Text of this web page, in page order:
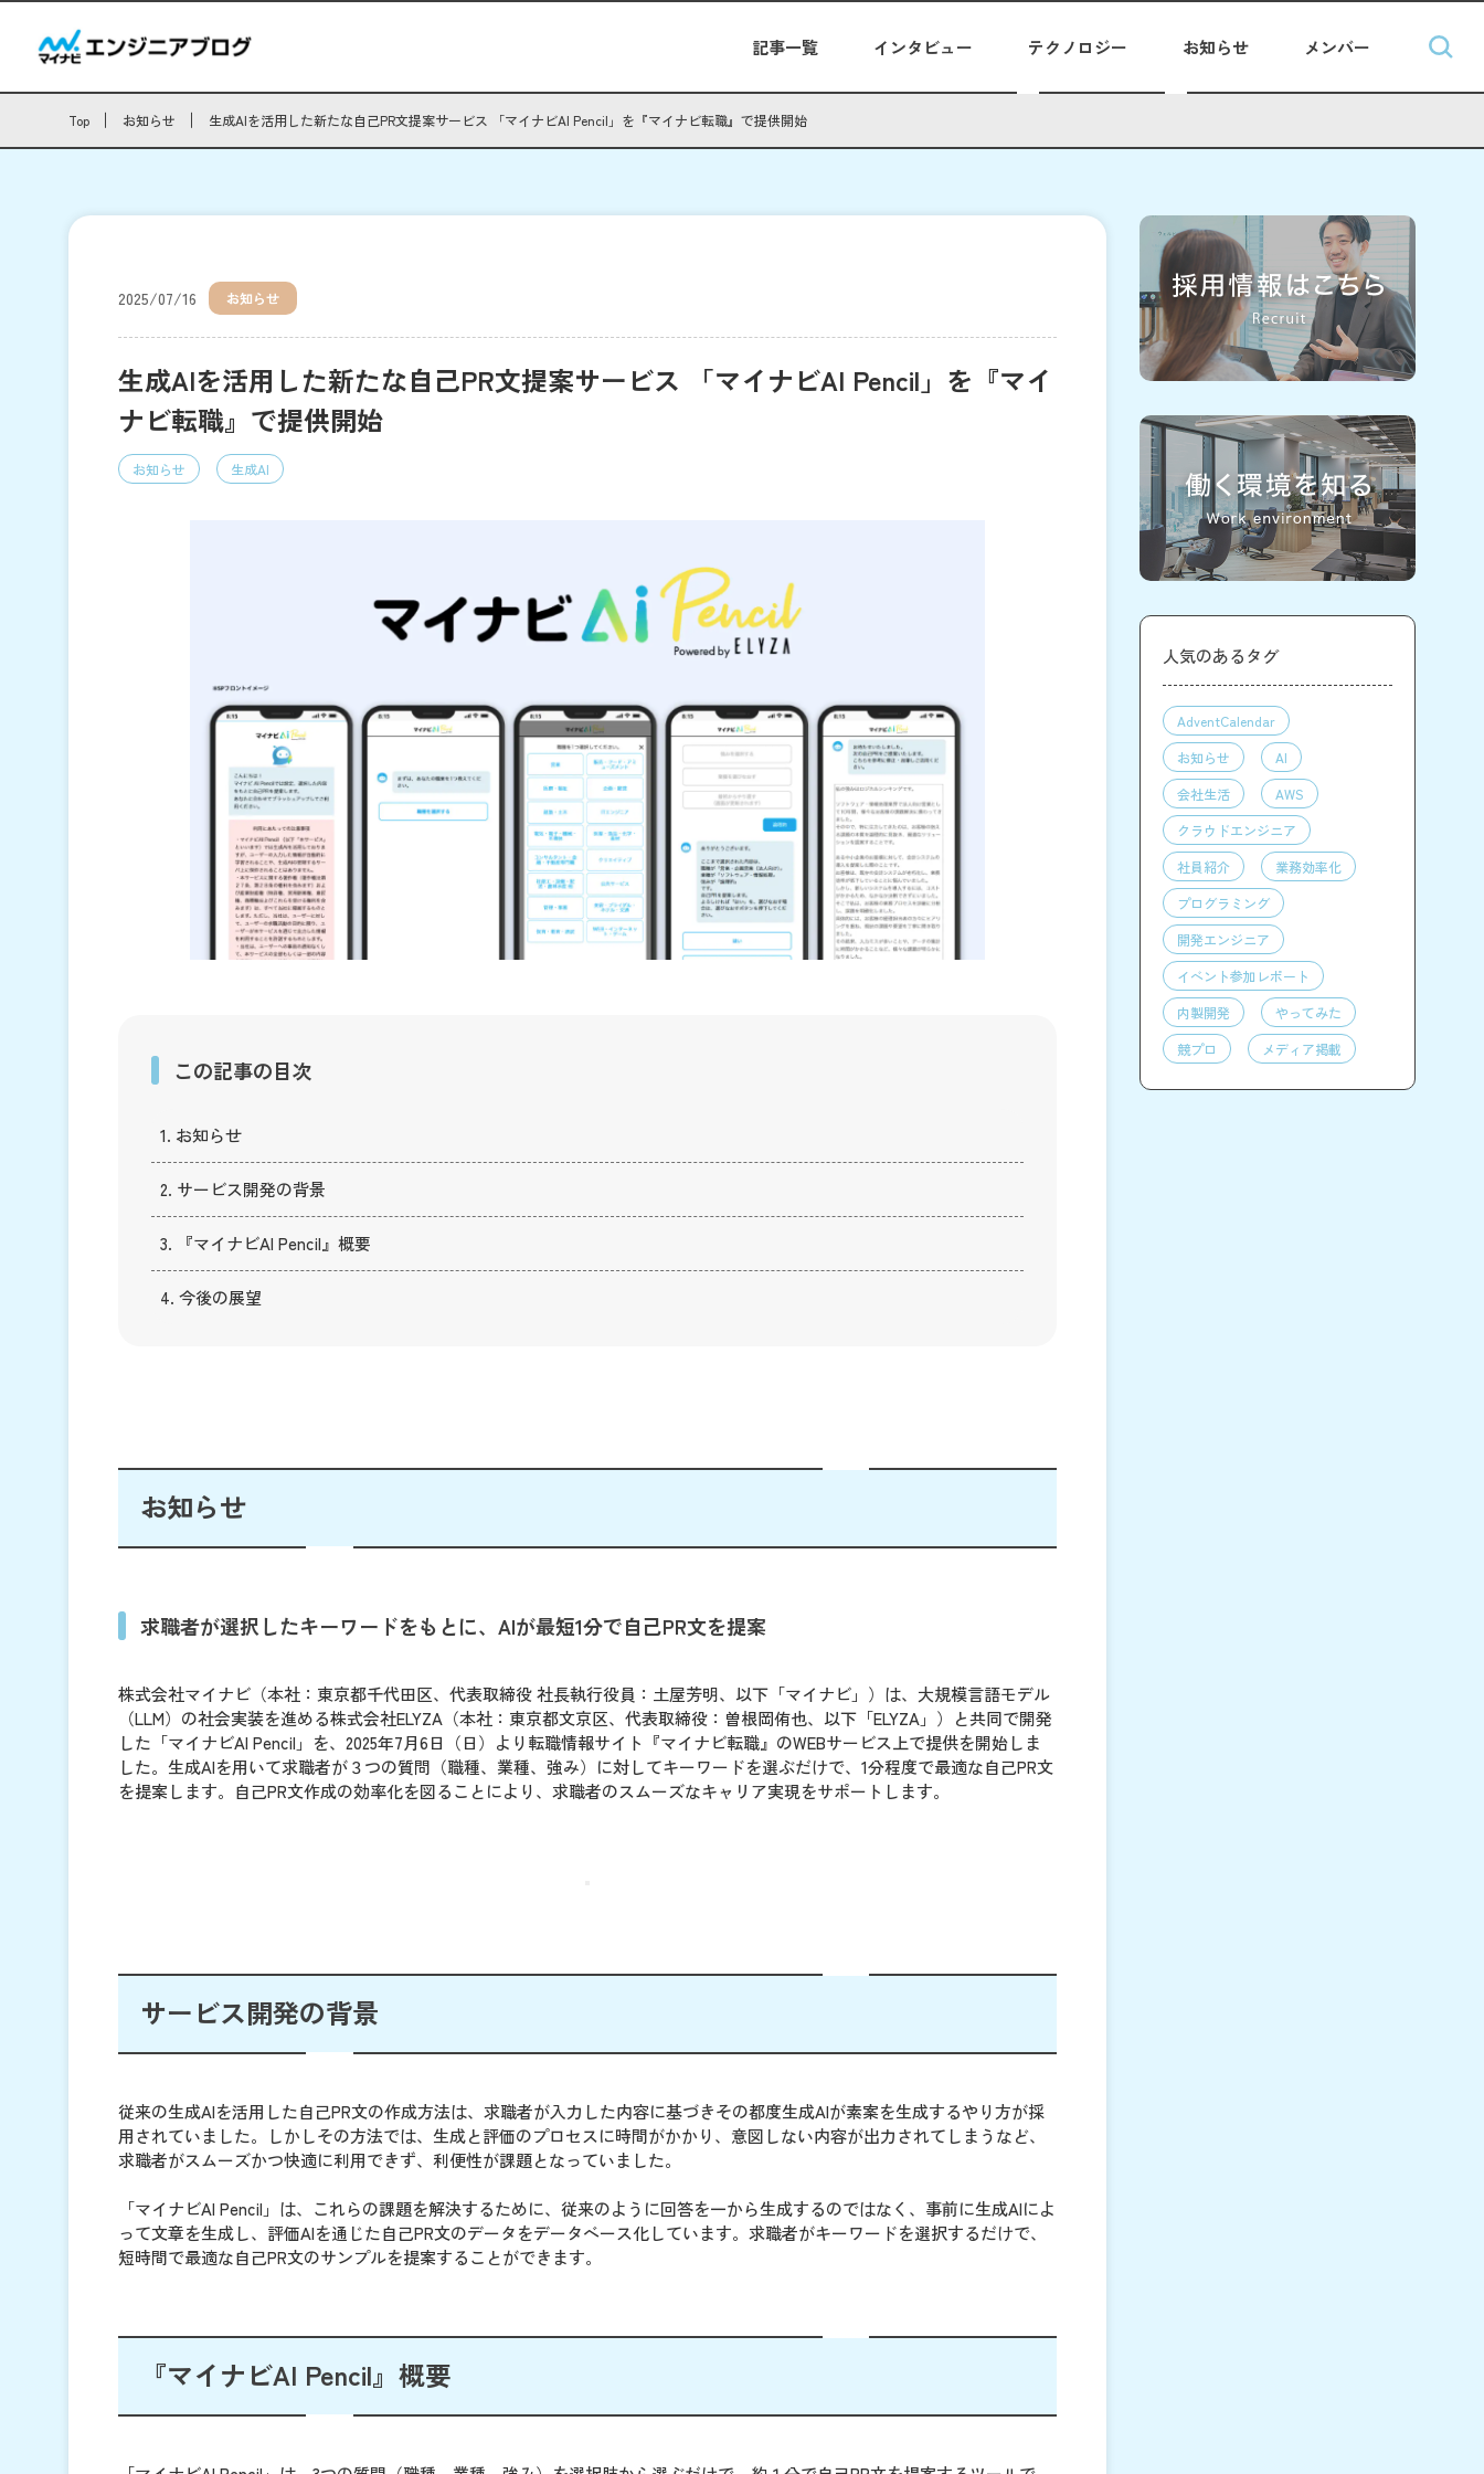
記事一覧 インタビュー テクノロジー お知らせ メンバー
Top お知らせ 生成AIを活用した新たな自己PR文提案サービス 「マイナビAI Pencil」を『マイナビ転職』で提供開始
2025/07/16 お知らせ
生成AIを活用した新たな自己PR文提案サービス 「マイナビAI Pencil」を『マイ
ナビ転職』で提供開始
お知らせ 生成AI
この記事の目次
1. お知らせ
2. サービス開発の背景
3. 『マイナビAI Pencil』概要
4. 今後の展望
お知らせ
求職者が選択したキーワードをもとに、AIが最短1分で自己PR文を提案
株式会社マイナビ（本社：東京都千代田区、代表取締役 社長執行役員：土屋芳明、以下「マイナビ」）は、大規模言語モデル
（LLM）の社会実装を進める株式会社ELYZA（本社：東京都文京区、代表取締役：曽根岡侑也、以下「ELYZA」）と共同で開発
した「マイナビAI Pencil」を、2025年7月6日（日）より転職情報サイト『マイナビ転職』のWEBサービス上で提供を開始しま
した。生成AIを用いて求職者が３つの質問（職種、業種、強み）に対してキーワードを選ぶだけで、1分程度で最適な自己PR文
を提案します。自己PR文作成の効率化を図ることにより、求職者のスムーズなキャリア実現をサポートします。
サービス開発の背景
従来の生成AIを活用した自己PR文の作成方法は、求職者が入力した内容に基づきその都度生成AIが素案を生成するやり方が採
用されていました。しかしその方法では、生成と評価のプロセスに時間がかかり、意図しない内容が出力されてしまうなど、
求職者がスムーズかつ快適に利用できず、利便性が課題となっていました。
「マイナビAI Pencil」は、これらの課題を解決するために、従来のように回答を一から生成するのではなく、事前に生成AIによ
って文章を生成し、評価AIを通じた自己PR文のデータをデータベース化しています。求職者がキーワードを選択するだけで、
短時間で最適な自己PR文のサンプルを提案することができます。
『マイナビAI Pencil』概要
人気のあるタグ
AdventCalendar
お知らせ
AI
会社生活
AWS
クラウドエンジニア
社員紹介
業務効率化
プログラミング
開発エンジニア
イベント参加レポート
内製開発
やってみた
競プロ
メディア掲載